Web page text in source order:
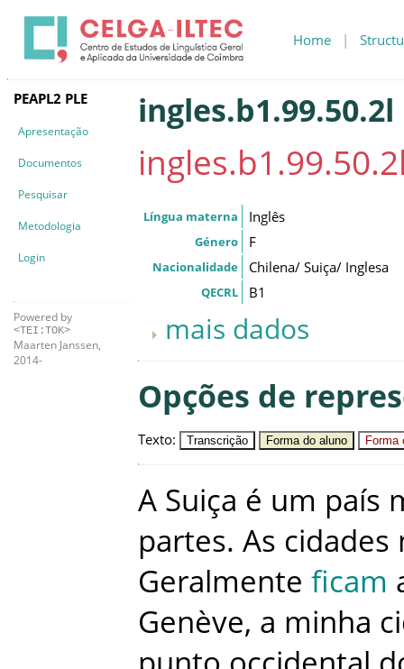
Home |
PEAPL2 PLE
Apresentação
Documentos
Pesquisar
Metodologia
Login
Powered by
<TEI:TOK>
Maarten Janssen,
2014-
ingles.b1.99.50.2l
Língua materna Inglês
Género F
Nacionalidade Chilena/ Suiça/ Inglesa
QECRL B1
mais dados
Opções de
Texto: Transcrição Forma do aluno Forma
A Suiça é um país
partes. As cidades
Geralmente ficam
Genève, a minha